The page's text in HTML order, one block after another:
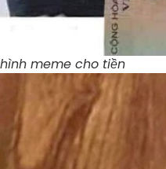
hình meme cho tiền